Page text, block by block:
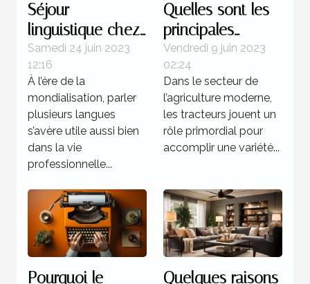
Séjour
linguistique chez
un professeur : 4
bonnes raisons
d’opter pour ce
programme
Samedi 24 juin 2023
12:16
À l’ère de la
mondialisation, parler
plusieurs langues
s’avère utile aussi bien
dans la vie
professionnelle...
Quelles sont les
principales
marques de
tracteurs
agricoles
disponibles sur le
marché ?
Vendredi 9 juin 2023
02:24
Dans le secteur de
l’agriculture moderne,
les tracteurs jouent un
rôle primordial pour
accomplir une variété...
Pourquoi le
Quelques raisons